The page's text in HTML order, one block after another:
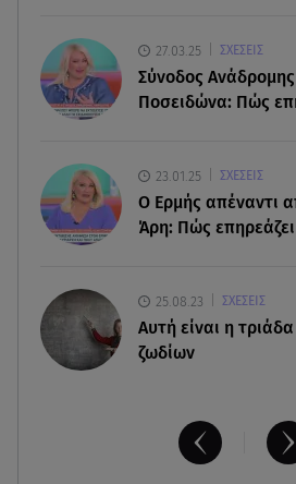
06.08.26 , 18:49
Συντάξεις χηρείας: Τέλος στο
τριετία
06.08.26 , 18:38
Maxus T60 Max: Στον αγώνα
Πόρτο Γερμενό
27.03.25 ΣΧΕΣΕΙΣ
Σύνοδος
Ποσειδώνα: Πώς
23.01.25 ΣΧΕΣΕΙΣ
Ο Ερμής απέναντι
Άρη: Πώς
25.08.23 ΣΧΕΣΕΙΣ
Aυτή είναι η
ζωδίων